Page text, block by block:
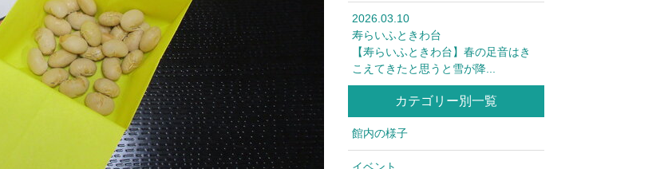
2026.03.10
寿らいふときわ台
【寿らいふときわ台】春の足音はき
こえてきたと思うと雪が降...
カテゴリー別一覧
館内の様子